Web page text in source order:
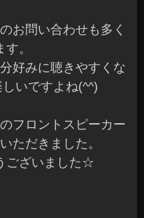
お問い合わせも多く
。
好みに聴きやすくな
いですよね(^^)
フロントスピーカー
ただきました。
ございました☆